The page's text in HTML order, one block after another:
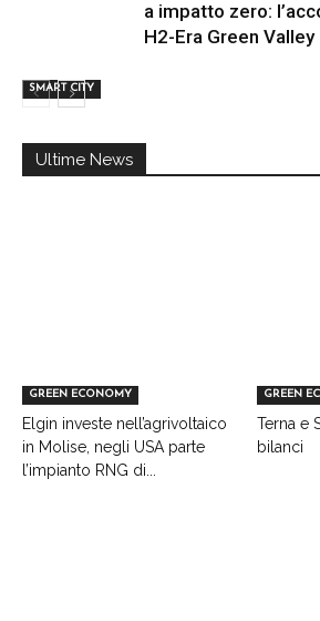
SMART CITY
a impatto zero:
H2-Era Green Valley
Ultime News
GREEN ECONOMY
Elgin investe nell’agrivoltaico
in Molise, negli USA parte
l’impianto RNG di...
GREEN
Terna e
bilanci